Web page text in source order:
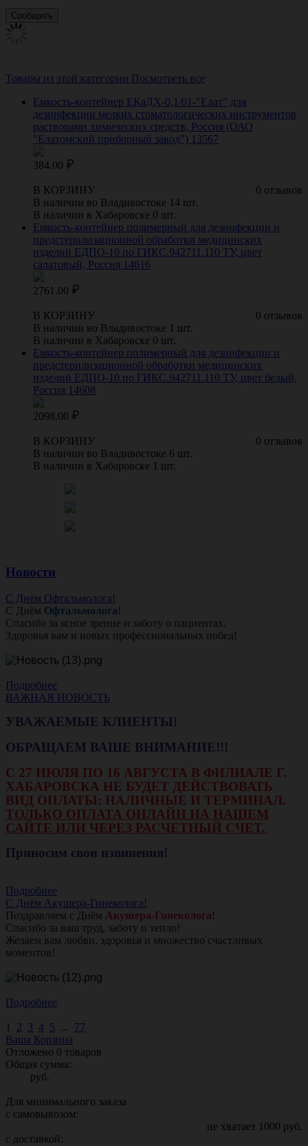
Товары из этой категории Посмотреть все
Емкость-контейнер ЕКаДХ-0,1/01-"Елат" для
дезинфекции мелких стоматологических инструментов
растворами химических средств, Россия (ОАО
"Елатомский приборный завод") 13567
384.00
0 отзывов
В КОРЗИНУ
В наличии во Владивостоке 14 шт.
В наличии в Хабаровске 0 шт.
Емкость-контейнер полимерный для дезинфекции и
предстерилизационной обработки медицинских
изделий ЕДПО-10 по ГИКС.942711.110 ТУ, цвет
салатовый, Россия 14616
2761.00
0 отзывов
В КОРЗИНУ
В наличии во Владивостоке 1 шт.
В наличии в Хабаровске 0 шт.
Емкость-контейнер полимерный для дезинфекции и
предстерилизационной обработки медицинских
изделий ЕДПО-10 по ГИКС.942711.110 ТУ, цвет белый,
Россия 14608
2098.00
0 отзывов
В КОРЗИНУ
В наличии во Владивостоке 6 шт.
В наличии в Хабаровске 1 шт.
Новости
С Днём Офтальмолога!
С Днём Офтальмолога!
Спасибо за ясное зрение и заботу о пациентах.
Здоровья вам и новых профессиональных побед!
Подробнее
ВАЖНАЯ НОВОСТЬ
УВАЖАЕМЫЕ КЛИЕНТЫ!
ОБРАЩАЕМ ВАШЕ ВНИМАНИЕ!!!
С 27 ИЮЛЯ ПО 16 АВГУСТА В ФИЛИАЛЕ Г.
ХАБАРОВСКА НЕ БУДЕТ ДЕЙСТВОВАТЬ
ВИД ОПЛАТЫ: НАЛИЧНЫЕ И ТЕРМИНАЛ.
ТОЛЬКО ОПЛАТА ОНЛАЙН НА НАШЕМ
САЙТЕ ИЛИ ЧЕРЕЗ РАСЧЕТНЫЙ СЧЕТ.
Приносим свои извинения!
Подробнее
С Днём Акушера-Гинеколога!
Поздравляем с Днём Акушера-Гинеколога!
Спасибо за ваш труд, заботу и тепло!
Желаем вам любви, здоровья и множество счастливых
моментов!
Подробнее
1 2 3 4 5 ... 77
Ваша Корзина
Отложено 0 товаров
Общая сумма:
руб.
Для минимального заказа
с самовывозом:
не хватает 1000 руб.
с доставкой: